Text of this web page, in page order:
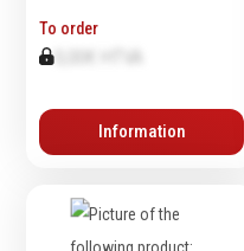
Echelles & Escabeaux
Graissage & huilage
To order
0,00€ HTVA
Information